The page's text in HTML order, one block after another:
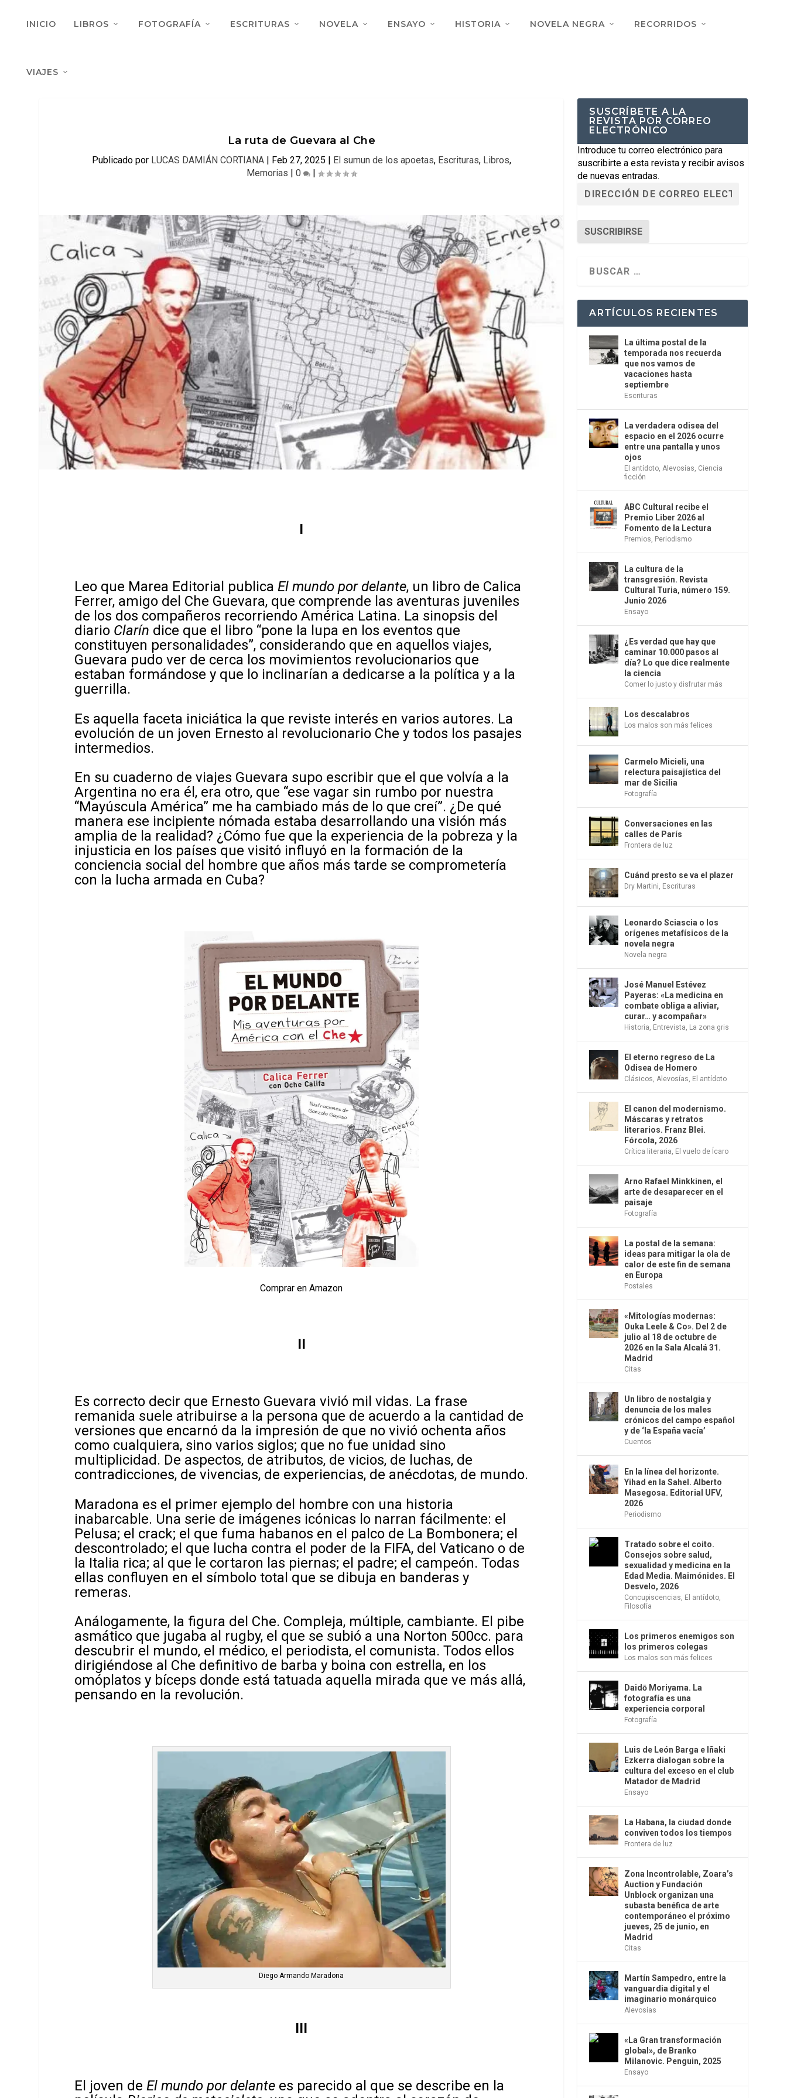
INICIO LIBROS FOTOGRAFÍA ESCRITURAS NOVELA ENSAYO HISTORIA NOVELA NEGRA RECORRIDOS
VIAJES
La ruta de Guevara al Che
Publicado por LUCAS DAMIÁN CORTIANA| Feb 27, 2025 | El sumun de los apoetas, Escrituras, Libros,
Memorias | 0 |
I
Leo que Marea Editorial publicaEl mundo por delante, un libro de Calica
Ferrer, amigo del Che Guevara, que comprende las aventuras juveniles
de los dos compañeros recorriendo América Latina. La sinopsis del
diario Clarín dice que el libro “pone la lupa en los eventos que
constituyen personalidades”, considerando que en aquellos viajes,
Guevara pudo ver de cerca los movimientos revolucionarios que
estaban formándose y que lo inclinarían a dedicarse a la política y a la
guerrilla.
Es aquella faceta iniciática la que reviste interés en varios autores. La
evolución de un joven Ernesto al revolucionario Che y todos los pasajes
intermedios.
En su cuaderno de viajes Guevara supo escribir que el que volvía a la
Argentina no era él, era otro, que “ese vagar sin rumbo por nuestra
“Mayúscula América” me ha cambiado más de lo que creí”. ¿De qué
manera ese incipiente nómada estaba desarrollando una visión más
amplia de la realidad? ¿Cómo fue que la experiencia de la pobreza y la
injusticia en los países que visitó influyó en la formación de la
conciencia social del hombre que años más tarde se comprometería
con la lucha armada en Cuba?
Comprar en Amazon
II
Es correcto decir que Ernesto Guevara vivió mil vidas. La frase
remanida suele atribuirse a la persona que de acuerdo a la cantidad de
versiones que encarnó da la impresión de que no vivió ochenta años
como cualquiera, sino varios siglos; que no fue unidad sino
multiplicidad. De aspectos, de atributos, de vicios, de luchas, de
contradicciones, de vivencias, de experiencias, de anécdotas, de mundo.
Maradona es el primer ejemplo del hombre con una historia
inabarcable. Una serie de imágenes icónicas lo narran fácilmente: el
Pelusa; el crack; el que fuma habanos en el palco de La Bombonera; el
descontrolado; el que lucha contra el poder de la FIFA, del Vaticano o de
la Italia rica; al que le cortaron las piernas; el padre; el campeón. Todas
ellas confluyen en el símbolo total que se dibuja en banderas y
remeras.
Análogamente, la figura del Che. Compleja, múltiple, cambiante. El pibe
asmático que jugaba al rugby, el que se subió a una Norton 500cc. para
descubrir el mundo, el médico, el periodista, el comunista. Todos ellos
dirigiéndose al Che definitivo de barba y boina con estrella, en los
omóplatos y bíceps donde está tatuada aquella mirada que ve más allá,
pensando en la revolución.
Diego Armando Maradona
III
El joven deEl mundo por delante es parecido al que se describe en la
SUSCRÍBETE A LA
REVISTA POR CORREO
ELECTRÓNICO
Introduce tu correo electrónico para
suscribirte a esta revista y recibir avisos
de nuevas entradas.
SUSCRIBIRSE
ARTÍCULOS RECIENTES
La última postal de la
temporada nos recuerda
que nos vamos de
vacaciones hasta
septiembre
Escrituras
La verdadera odisea del
espacio en el 2026 ocurre
entre una pantalla y unos
ojos
El antídoto,Alevosías, Ciencia
ficción
ABC Cultural recibe el
Premio Liber 2026 al
Fomento de la Lectura
Premios, Periodismo
La cultura de la
transgresión. Revista
Cultural Turia, número 159.
Junio 2026
Ensayo
¿Es verdad que hay que
caminar 10.000 pasos al
día? Lo que dice realmente
la ciencia
Comer lo justo y disfrutar más
Los descalabros
Los malos son más felices
Carmelo Micieli, una
relectura paisajística del
mar de Sicilia
Fotografía
Conversaciones en las
calles de París
Frontera de luz
Cuánd presto se va el plazer
Dry Martini, Escrituras
Leonardo Sciascia o los
orígenes metafísicos de la
novela negra
Novela negra
José Manuel Estévez
Payeras: «La medicina en
combate obliga a aliviar,
curar… y acompañar»
Historia, Entrevista, La zona gris
El eterno regreso de La
Odisea de Homero
Clásicos,Alevosías, El antídoto
El canon del modernismo.
Máscaras y retratos
literarios. Franz Blei.
Fórcola, 2026
Crítica literaria, El vuelo de Ícaro
Arno Rafael Minkkinen, el
arte de desaparecer en el
paisaje
Fotografía
La postal de la semana:
ideas para mitigar la ola de
calor de este fin de semana
en Europa
Postales
«Mitologías modernas:
Ouka Leele & Co». Del 2 de
julio al 18 de octubre de
2026 en la Sala Alcalá 31.
Madrid
Citas
Un libro de nostalgia y
denuncia de los males
crónicos del campo español
y de ‘la España vacía’
Cuentos
En la línea del horizonte.
Yihad en la Sahel. Alberto
Masegosa. Editorial UFV,
2026
Periodismo
Tratado sobre el coito.
Consejos sobre salud,
sexualidad y medicina en la
Edad Media. Maimónides. El
Desvelo, 2026
Concupiscencias, El antídoto,
Filosofía
Los primeros enemigos son
los primeros colegas
Los malos son más felices
Daidō Moriyama. La
fotografía es una
experiencia corporal
Fotografía
Luis de León Barga e Iñaki
Ezkerra dialogan sobre la
cultura del exceso en el club
Matador de Madrid
Ensayo
La Habana, la ciudad donde
conviven todos los tiempos
Frontera de luz
Zona Incontrolable, Zoara’s
Auction y Fundación
Unblock organizan una
subasta benéfica de arte
contemporáneo el próximo
jueves, 25 de junio, en
Madrid
Citas
Martín Sampedro, entre la
vanguardia digital y el
imaginario monárquico
Alevosías
«La Gran transformación
global», de Branko
Milanovic. Penguin, 2025
Ensayo